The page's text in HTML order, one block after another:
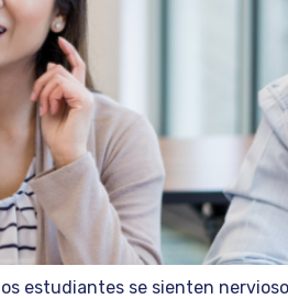
estudiantes se sienten